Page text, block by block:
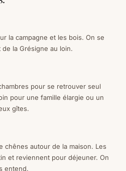
la campagne et les bois. On se
la Grésigne au loin.
pour se retrouver seul
pour une famille élargie ou un
gîtes.
chênes autour de la maison. Les
et reviennent pour déjeuner. On
entend.